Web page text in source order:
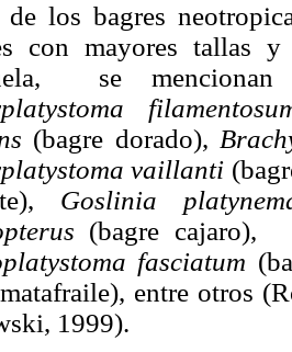
de los bagres
con mayores tallas
se
(bagre dorado),
vaillanti
Goslinia
(bagre cajaro),
fasciatum
entre otros
1999).